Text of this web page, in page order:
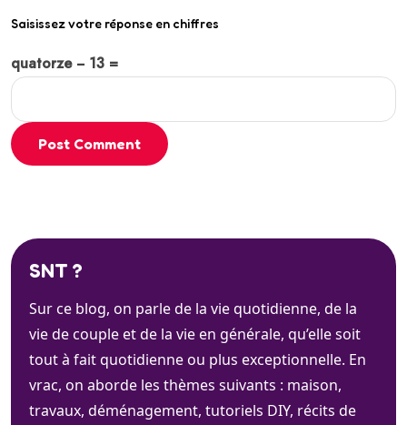
Saisissez votre réponse en chiffres
quatorze − 13 =
Post Comment
SNT ?
Sur ce blog, on parle de la vie quotidienne, de la
vie de couple et de la vie en générale, qu’elle soit
tout à fait quotidienne ou plus exceptionnelle. En
vrac, on aborde les thèmes suivants : maison,
travaux, déménagement, tutoriels DIY, récits de